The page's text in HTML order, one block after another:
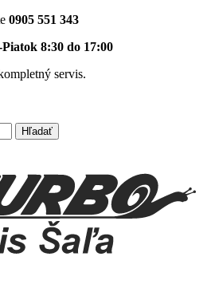
0905 551 343
8:30 do 17:00
servis.